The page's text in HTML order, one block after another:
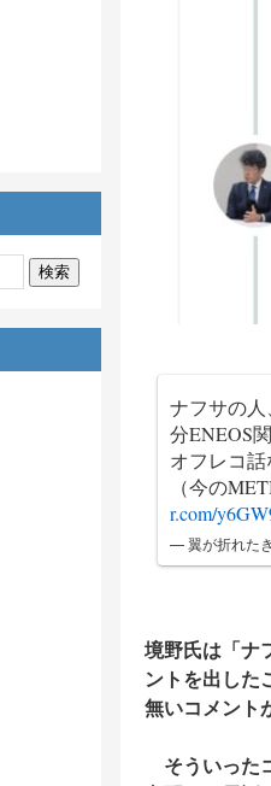
ナフサの
分ENEOS
オフレコ
（今の
r.com/
— 翼が折れた
境野氏は「ナ
ントを出した
無いコメント
そういった